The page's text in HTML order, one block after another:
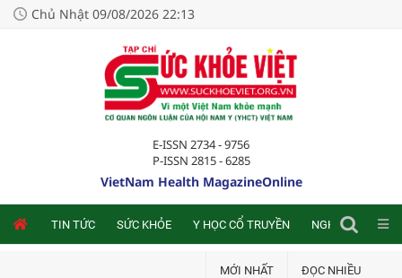
Chủ Nhật 09/08/2026 22:13
E-ISSN 2734 - 9756
P-ISSN 2815 - 6285
VietNam Health MagazineOnline
TIN TỨC SỨC KHỎE Y HỌC CỔ TRUYỀN NGHIÊN CỨU
MỚI NHẤT ĐỌC NHIỀU